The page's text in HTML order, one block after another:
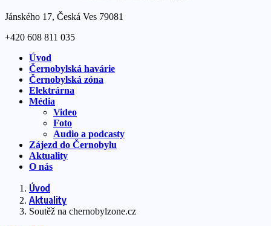
Jánského 17, Česká Ves 79081
+420 608 811 035
Úvod
Černobylská havárie
Černobylská zóna
Elektrárna
Média
Video
Foto
Audio a podcasty
Zájezd do Černobylu
Aktuality
O nás
Úvod
Aktuality
Soutěž na chernobylzone.cz